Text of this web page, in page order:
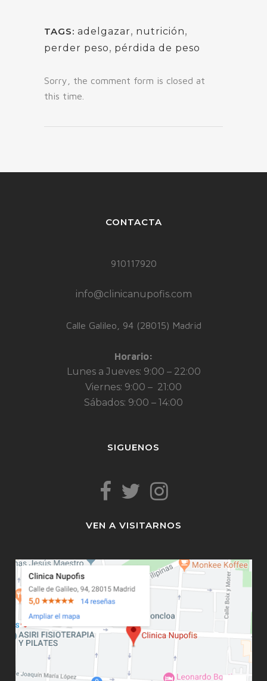
TAGS: adelgazar, nutrición,
perder peso, pérdida de peso
Sorry, the comment form is closed at
this time.
CONTACTA
910117920
info@clinicanupofis.com
Calle Galileo, 94 (28015) Madrid
Horario:
Lunes a Jueves: 9:00 – 22:00
Viernes: 9:00 – 21:00
Sábados: 9:00 – 14:00
SIGUENOS
VEN A VISITARNOS